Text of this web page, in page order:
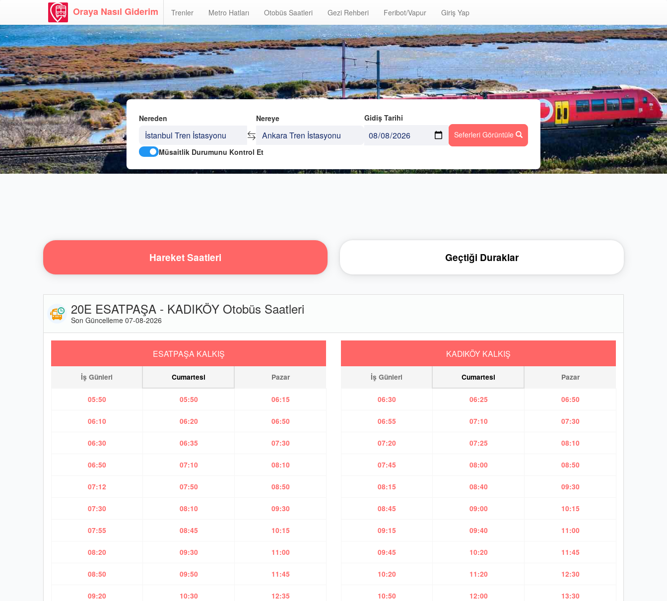
Oraya Nasıl Giderim Trenler Metro Hatları Otobüs Saatleri Gezi Rehberi Feribot/Vapur Giriş Yap
Nereden Nereye
Gidiş Tarihi
Seferleri Görüntüle
Müsaitlik Durumunu Kontrol Et
Hareket Saatleri Geçtiği Duraklar
20E ESATPAŞA - KADIKÖY Otobüs Saatleri
Son Güncelleme 07-08-2026
ESATPAŞA KALKIŞ
İş Günleri Cumartesi Pazar
05:50 05:50 06:15
06:10 06:20 06:50
06:30 06:35 07:30
06:50 07:10 08:10
07:12 07:50 08:50
07:30 08:10 09:30
07:55 08:45 10:15
08:20 09:30 11:00
08:50 09:50 11:45
09:20 10:30 12:35
KADIKÖY KALKIŞ
İş Günleri Cumartesi Pazar
06:30 06:25 06:50
06:55 07:10 07:30
07:20 07:25 08:10
07:45 08:00 08:50
08:15 08:40 09:30
08:45 09:00 10:15
09:15 09:40 11:00
09:45 10:20 11:45
10:20 11:20 12:30
10:50 12:00 13:30